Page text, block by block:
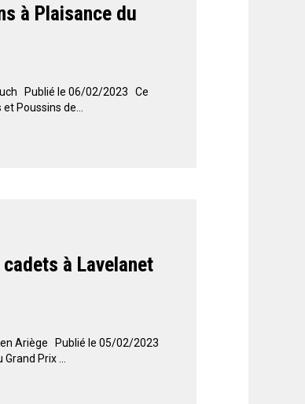
à Plaisance du
Publié le 06/02/2023 Ce
Poussins de...
à Lavelanet
Ariège Publié le 05/02/2023
Prix ...